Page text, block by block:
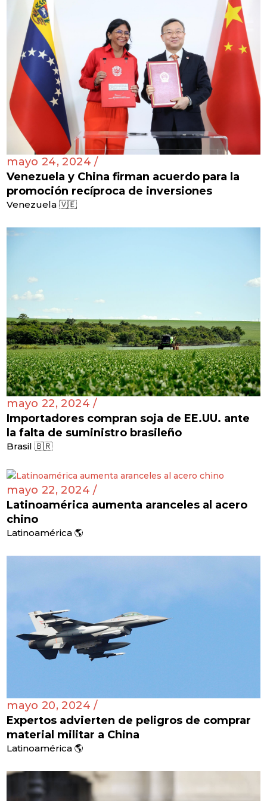
mayo 24, 2024 /
Venezuela y China firman acuerdo para la
promoción recíproca de inversiones
Venezuela 🇻🇪
mayo 22, 2024 /
Importadores compran soja de EE.UU. ante
la falta de suministro brasileño
Brasil 🇧🇷
mayo 22, 2024 /
Latinoamérica aumenta aranceles al acero
chino
Latinoamérica 🌎
mayo 20, 2024 /
Expertos advierten de peligros de comprar
material militar a China
Latinoamérica 🌎